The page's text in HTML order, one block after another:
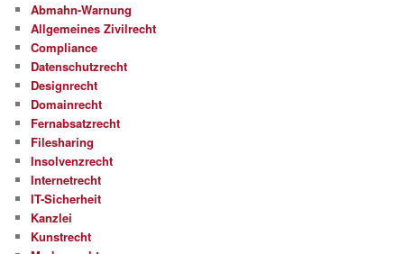
Abmahn-Warnung
Allgemeines Zivilrecht
Compliance
Datenschutzrecht
Designrecht
Domainrecht
Fernabsatzrecht
Filesharing
Insolvenzrecht
Internetrecht
IT-Sicherheit
Kanzlei
Kunstrecht